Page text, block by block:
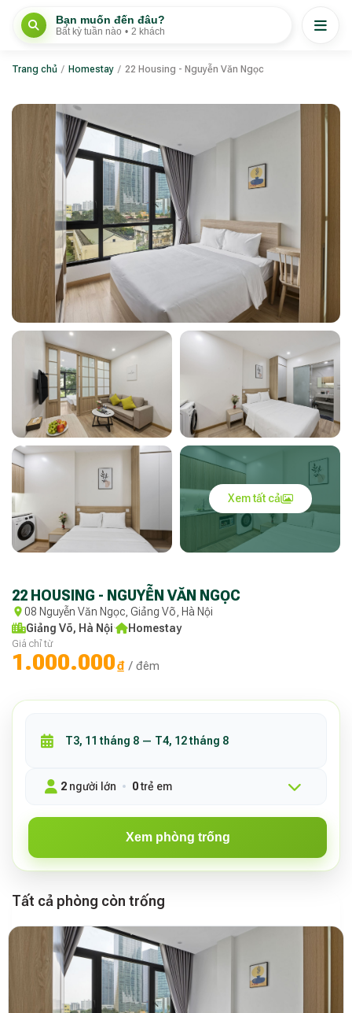
Bạn muốn đến đâu?
Bất kỳ tuần nào • 2 khách
Trang chủ / Homestay / 22 Housing - Nguyễn Văn Ngọc
Xem tất cả
22 HOUSING - NGUYỄN VĂN NGỌC
08 Nguyễn Văn Ngọc, Giảng Võ, Hà Nội
Giảng Võ, Hà Nội· Homestay
Giá chỉ từ
1.000.000₫ / đêm
2 người lớn 0trẻ em
Xem phòng trống
Tất cả phòng còn trống